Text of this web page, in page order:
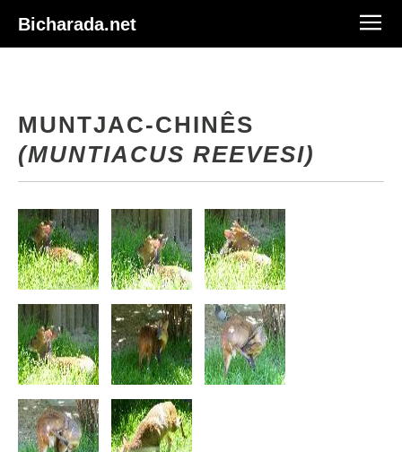
Bicharada.net
MUNTJAC-CHINÊS
(MUNTIACUS REEVESI)